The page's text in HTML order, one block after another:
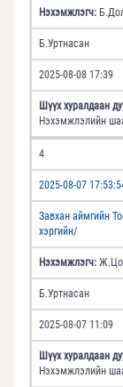
Нэхэмжлэгч:
Б.Уртнасан
2025-08-08 17:39
Шүүх хуралдаан
Нэхэмжлэлийн
4
2025-08-07
Завхан аймгийн
хэргийн/
Нэхэмжлэгч:
Б.Уртнасан
2025-08-07 11:09
Шүүх хуралдаан
Нэхэмжлэлийн